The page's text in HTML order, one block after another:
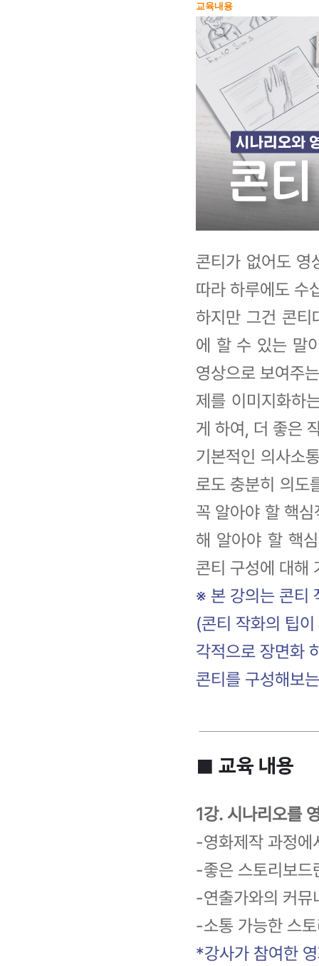
교육내용
콘티가 없어도
따라 하루에도 수
하지만 그건 콘티
에 할 수 있는 말
영상으로 보여주
제를 이미지화하
게 하여, 더 좋은
기본적인 의사소
로도 충분히 의도
꼭 알아야 할 핵
해 알아야 할 핵
콘티 구성에 대해
※ 본 강의는 콘티
(콘티 작화의 팁
각적으로 장면화
콘티를 구성해보
■ 교육 내용
1강. 시나리오를
-영화제작 과정에
-좋은 스토리보드
-연출가와의 커뮤
-소통 가능한 스
*강사가 참여한